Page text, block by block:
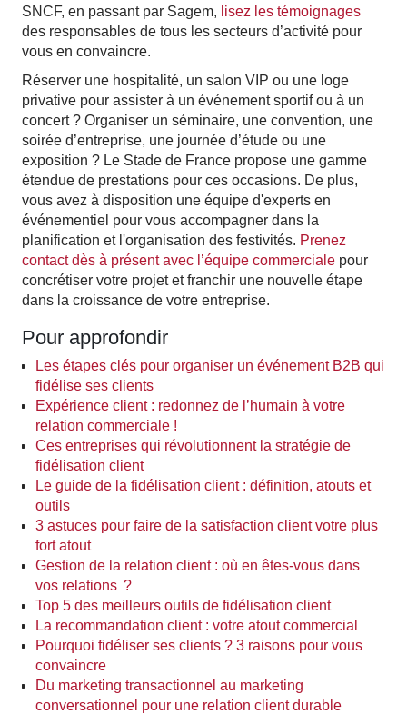
SNCF, en passant par Sagem, lisez les témoignages
des responsables de tous les secteurs d’activité pour
vous en convaincre.
Réserver une hospitalité, un salon VIP ou une loge
privative pour assister à un événement sportif ou à un
concert ? Organiser un séminaire, une convention, une
soirée d’entreprise, une journée d’étude ou une
exposition ? Le Stade de France propose une gamme
étendue de prestations pour ces occasions. De plus,
vous avez à disposition une équipe d'experts en
événementiel pour vous accompagner dans la
planification et l'organisation des festivités. Prenez
contact dès à présent avec l’équipe commerciale pour
concrétiser votre projet et franchir une nouvelle étape
dans la croissance de votre entreprise.
Pour approfondir
Les étapes clés pour organiser un événement B2B qui
fidélise ses clients
Expérience client : redonnez de l’humain à votre
relation commerciale !
Ces entreprises qui révolutionnent la stratégie de
fidélisation client
Le guide de la fidélisation client : définition, atouts et
outils
3 astuces pour faire de la satisfaction client votre plus
fort atout
Gestion de la relation client : où en êtes-vous dans
vos relations ?
Top 5 des meilleurs outils de fidélisation client
La recommandation client : votre atout commercial
Pourquoi fidéliser ses clients ? 3 raisons pour vous
convaincre
Du marketing transactionnel au marketing
conversationnel pour une relation client durable